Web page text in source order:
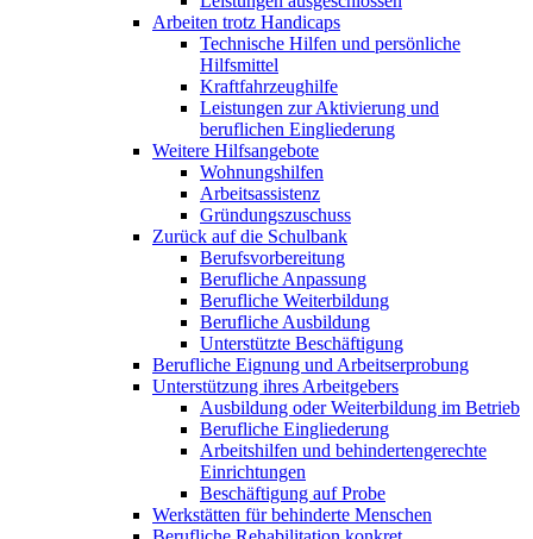
Arbeiten trotz Handicaps
Technische Hilfen und persönliche
Hilfsmittel
Kraftfahrzeughilfe
Leistungen zur Aktivierung und
beruflichen Eingliederung
Weitere Hilfsangebote
Wohnungshilfen
Arbeitsassistenz
Gründungszuschuss
Zurück auf die Schulbank
Berufsvorbereitung
Berufliche Anpassung
Berufliche Weiterbildung
Berufliche Ausbildung
Unterstützte Beschäftigung
Berufliche Eignung und Arbeitserprobung
Unterstützung ihres Arbeitgebers
Ausbildung oder Weiterbildung im Betrieb
Berufliche Eingliederung
Arbeitshilfen und behindertengerechte
Einrichtungen
Beschäftigung auf Probe
Werkstätten für behinderte Menschen